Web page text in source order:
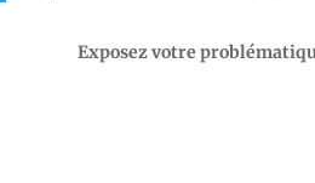
Exposez votre